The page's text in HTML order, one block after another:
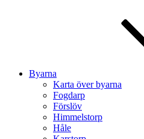
Byarna
Karta över byarna
Fogdarp
Förslöv
Himmelstorp
Håle